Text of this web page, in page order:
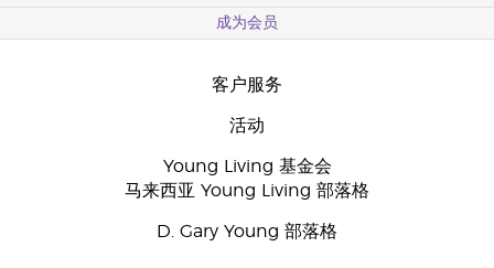
成为会员
客户服务
活动
Young Living 基金会
马来西亚 Young Living 部落格
D. Gary Young 部落格